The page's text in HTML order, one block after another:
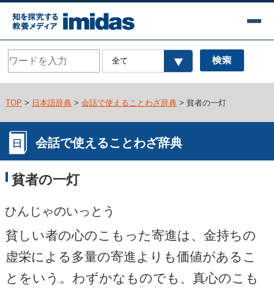
TOP > 日本語辞典> 会話で使えることわざ辞典> 貧者の一灯
会話で使えることわざ辞典
貧者の一灯
ひんじゃのいっとう
貧しい者の心のこもった寄進は、金持ちの
虚栄による多量の寄進よりも価値があるこ
とをいう。わずかなものでも、真心のこも